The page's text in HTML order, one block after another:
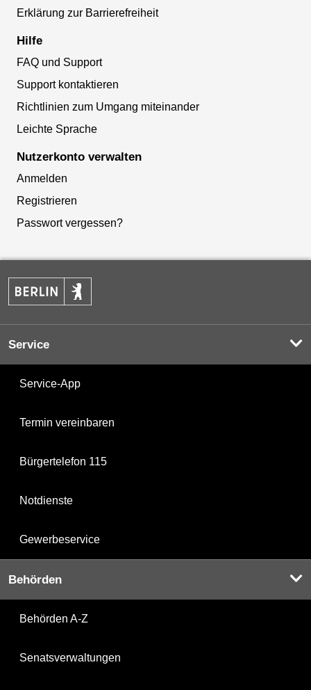
Erklärung zur Barrierefreiheit
Hilfe
FAQ und Support
Support kontaktieren
Richtlinien zum Umgang miteinander
Leichte Sprache
Nutzerkonto verwalten
Anmelden
Registrieren
Passwort vergessen?
Service
Service-App
Termin vereinbaren
Bürgertelefon 115
Notdienste
Gewerbeservice
Behörden
Behörden A-Z
Senatsverwaltungen